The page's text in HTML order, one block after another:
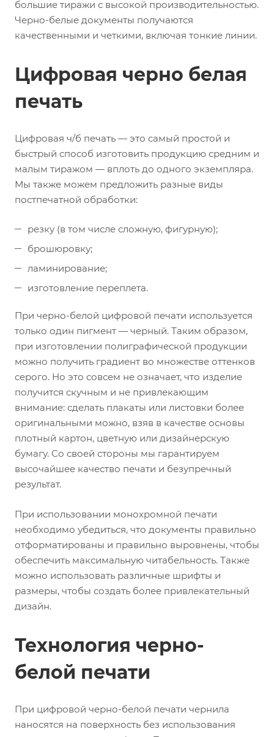
большие тиражи с высокой производительностью.
Черно-белые документы получаются
качественными и четкими, включая тонкие линии.
Цифровая черно белая
печать
Цифровая ч/б печать — это самый простой и
быстрый способ изготовить продукцию средним и
малым тиражом — вплоть до одного экземпляра.
Мы также можем предложить разные виды
постпечатной обработки:
резку (в том числе сложную, фигурную);
брошюровку;
ламинирование;
изготовление переплета.
При черно-белой цифровой печати используется
только один пигмент — черный. Таким образом,
при изготовлении полиграфической продукции
можно получить градиент во множестве оттенков
серого. Но это совсем не означает, что изделие
получится скучным и не привлекающим
внимание: сделать плакаты или листовки более
оригинальными можно, взяв в качестве основы
плотный картон, цветную или дизайнерскую
бумагу. Со своей стороны мы гарантируем
высочайшее качество печати и безупречный
результат.
При использовании монохромной печати
необходимо убедиться, что документы правильно
отформатированы и правильно выровнены, чтобы
обеспечить максимальную читабельность. Также
можно использовать различные шрифты и
размеры, чтобы создать более привлекательный
дизайн.
Технология черно-
белой печати
При цифровой черно-белой печати чернила
наносятся на поверхность без использования